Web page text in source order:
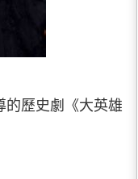
的歷史劇《大英雄